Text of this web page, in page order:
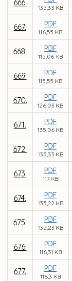
666.
135,33 KB
667. PDF
116,55 KB
668. PDF
115,06 KB
669. PDF
115,55 KB
670. PDF
126,03 KB
671. PDF
135,06 KB
672. PDF
135,33 KB
673. PDF
117 KB
674. PDF
135,22 KB
675. PDF
135,23 KB
676. PDF
116,31 KB
677. PDF
116,3 KB